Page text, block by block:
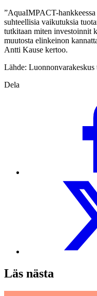
”AquaIMPACT-
suhteellisia vaikutuksia
tutkitaan miten investoinnit
muutosta elinkeinon
Antti Kause kertoo.
Lähde: Luonnonvarakeskus
Dela
Läs nästa